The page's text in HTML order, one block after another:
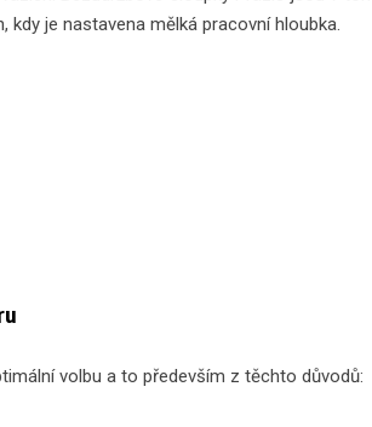
kdy je nastavena mělká pracovní hloubka.
volbu a to především z těchto důvodů: